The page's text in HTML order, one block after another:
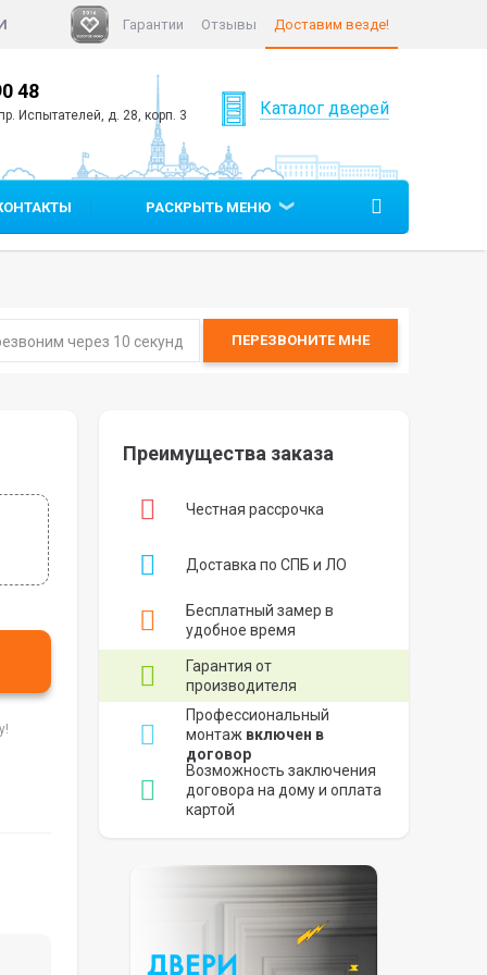
Гарантии Отзывы Доставим везде!
48
Испытателей, д. 28, корп. 3
+7 (812)
Каталог дверей
РАСКРЫТЬ МЕНЮ
ПЕРЕЗВОНИТЕМНЕ
Преимущества заказа
Честная рассрочка
Доставка по СПБ и ЛО
Бесплатный замер в
удобное время
Гарантия от
производителя
Профессиональный
монтаж включен в
договор
Возможность заключения
договора на дому и оплата
картой